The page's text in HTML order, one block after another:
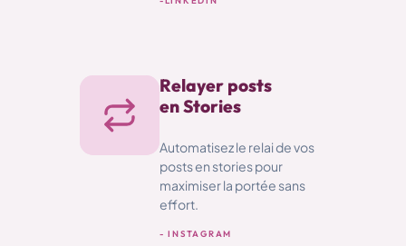
Relayer posts
en Stories
Automatisez le relai de vos
posts en stories pour
maximiser la portée sans
effort.
- INSTAGRAM